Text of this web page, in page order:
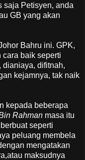
saja Petisyen, anda
GB yang akan
Bahru ini. GPK,
baik seperti
dianiaya, difitnah,
kejamnya, tak naik
kepada beberapa
Rahman masa itu
seperti
peluang membela
mengatakan
maksudnya